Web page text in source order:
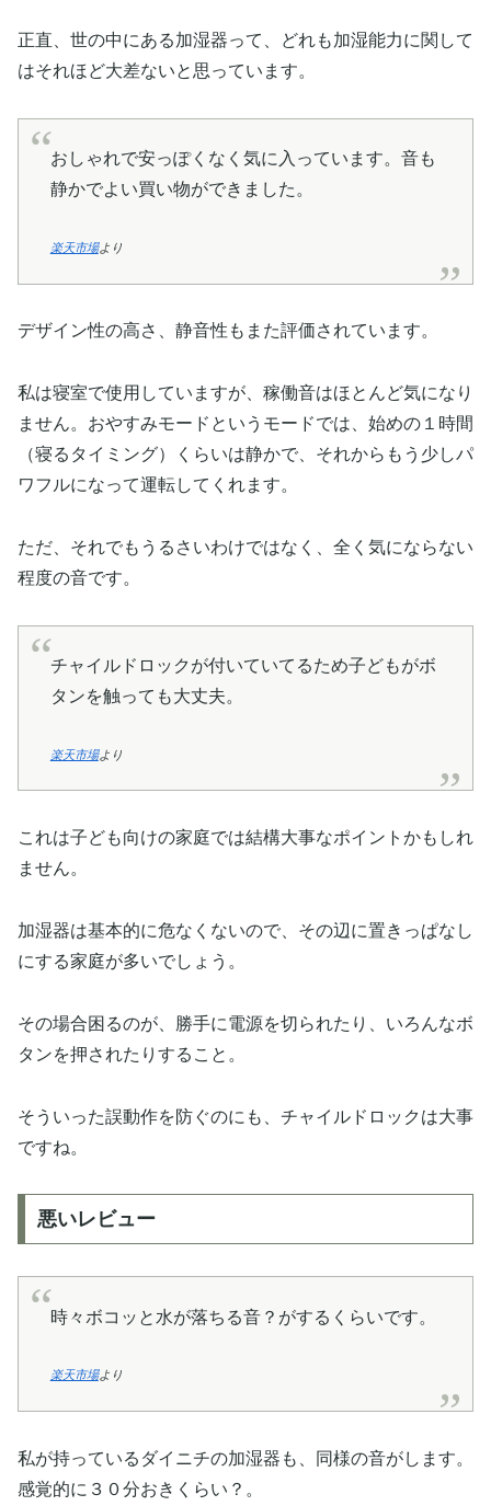
正直、世の中にある加湿器って、どれも加湿能力に関して
はそれほど大差ないと思っています。
おしゃれで安っぽくなく気に入っています。音も
静かでよい買い物ができました。
楽天市場より
デザイン性の高さ、静音性もまた評価されています。
私は寝室で使用していますが、稼働音はほとんど気になり
ません。おやすみモードというモードでは、始めの１時間
（寝るタイミング）くらいは静かで、それからもう少しパ
ワフルになって運転してくれます。
ただ、それでもうるさいわけではなく、全く気にならない
程度の音です。
チャイルドロックが付いていてるため子どもがボ
タンを触っても大丈夫。
楽天市場より
これは子ども向けの家庭では結構大事なポイントかもしれ
ません。
加湿器は基本的に危なくないので、その辺に置きっぱなし
にする家庭が多いでしょう。
その場合困るのが、勝手に電源を切られたり、いろんなボ
タンを押されたりすること。
そういった誤動作を防ぐのにも、チャイルドロックは大事
ですね。
悪いレビュー
時々ボコッと水が落ちる音？がするくらいです。
楽天市場より
私が持っているダイニチの加湿器も、同様の音がします。
感覚的に３０分おきくらい？。